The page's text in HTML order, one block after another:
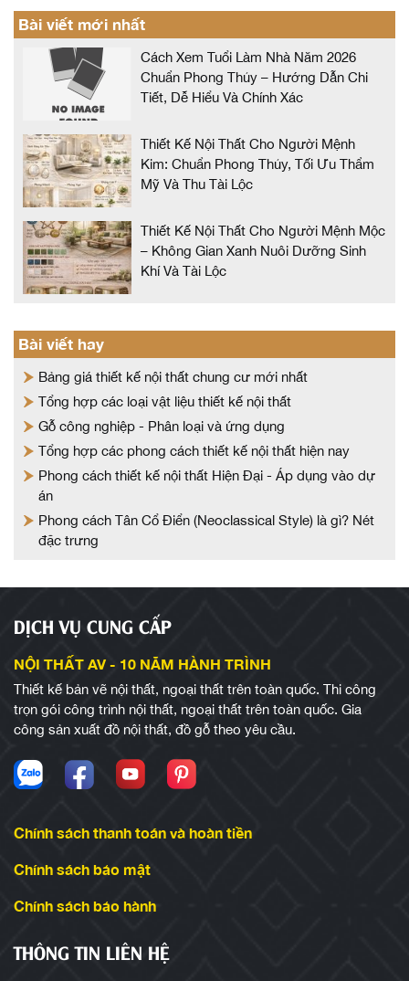
Bài viết mới nhất
Cách Xem Tuổi Làm Nhà Năm 2026
Chuẩn Phong Thủy – Hướng Dẫn Chi
Tiết, Dễ Hiểu Và Chính Xác
Thiết Kế Nội Thất Cho Người Mệnh
Kim: Chuẩn Phong Thủy, Tối Ưu Thẩm
Mỹ Và Thu Tài Lộc
Thiết Kế Nội Thất Cho Người Mệnh Mộc
– Không Gian Xanh Nuôi Dưỡng Sinh
Khí Và Tài Lộc
Bài viết hay
Bảng giá thiết kế nội thất chung cư mới nhất
Tổng hợp các loại vật liệu thiết kế nội thất
Gỗ công nghiệp - Phân loại và ứng dụng
Tổng hợp các phong cách thiết kế nội thất hiện nay
Phong cách thiết kế nội thất Hiện Đại - Áp dụng vào dự
án
Phong cách Tân Cổ Điển (Neoclassical Style) là gì? Nét
đặc trưng
DỊCH VỤ CUNG CẤP
NỘI THẤT AV - 10 NĂM HÀNH TRÌNH
Thiết kế bản vẽ nội thất, ngoại thất trên toàn quốc. Thi công
trọn gói công trình nội thất, ngoại thất trên toàn quốc. Gia
công sản xuất đồ nội thất, đồ gỗ theo yêu cầu.
Chính sách thanh toán và hoàn tiền
Chính sách bảo mật
Chính sách bảo hành
THÔNG TIN LIÊN HỆ